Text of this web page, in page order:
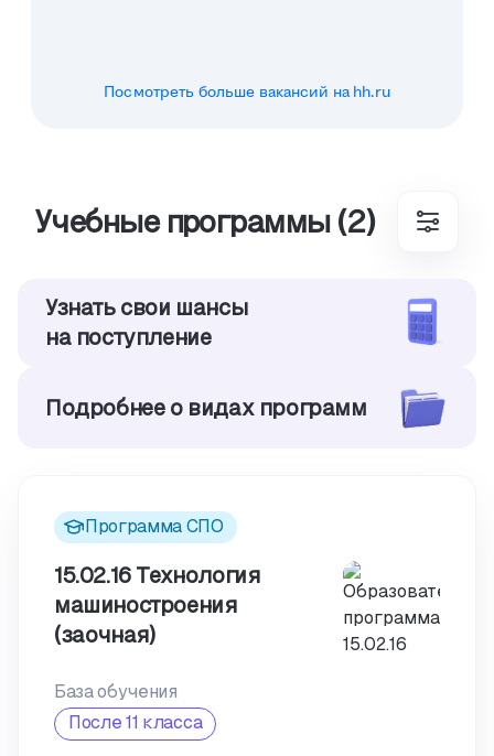
Посмотреть больше вакансий на hh.ru
Учебные программы (2)
Узнать свои шансы
на поступление
Подробнее о видах программ
Программа СПО
15.02.16 Технология
машиностроения
(заочная)
База обучения
После 11 класса